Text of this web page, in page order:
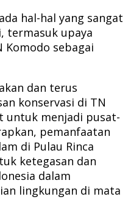
hal-hal yang sangat
termasuk upaya
sebagai
dan terus
konservasi di TN
untuk menjadi pusat-
pemanfaatan
di Pulau Rinca
ketegasan dan
dalam
lingkungan di mata